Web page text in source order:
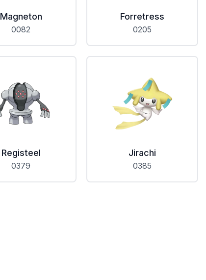
Magneton
0082
Forretress
0205
Registeel
0379
Jirachi
0385